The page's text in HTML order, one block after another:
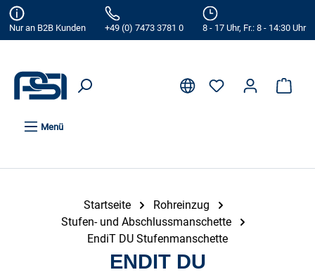
springen
Nur an B2B Kunden
+49 (0) 7473 3781 0 8 - 17 Uhr, Fr.: 8 - 14:30 Uhr
Menü
Startseite
Rohreinzug
Stufen- und Abschlussmanschette
EndiT DU Stufenmanschette
ENDIT DU